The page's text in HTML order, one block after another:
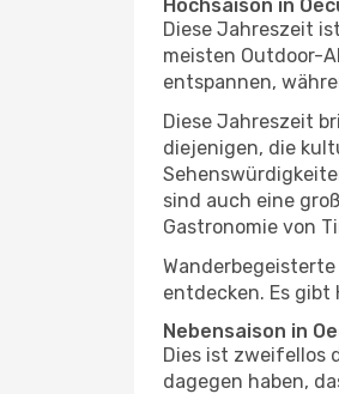
Hochsaison in
Diese Jahreszeit
meisten Outdoor-
entspannen,
Diese Jahreszeit
diejenigen, die
sind auch eine
Gastronomie von
entdecken. Es
Nebensaison in
Dies ist zweifellos
dagegen haben,